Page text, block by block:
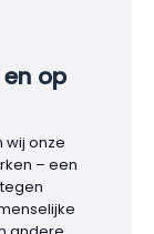
op
wij onze
– een